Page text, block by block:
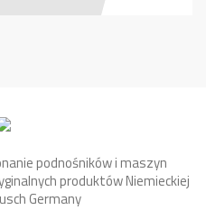
podnośników i maszyn
produktów Niemieckiej
Germany